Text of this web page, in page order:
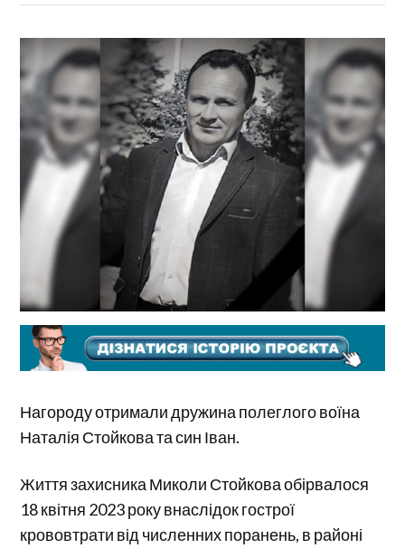
Нагороду отримали дружина полеглого воїна
Наталія Стойкова та син Іван.
Життя захисника Миколи Стойкова обірвалося
18 квітня 2023 року внаслідок гострої
крововтрати від численних поранень, в районі